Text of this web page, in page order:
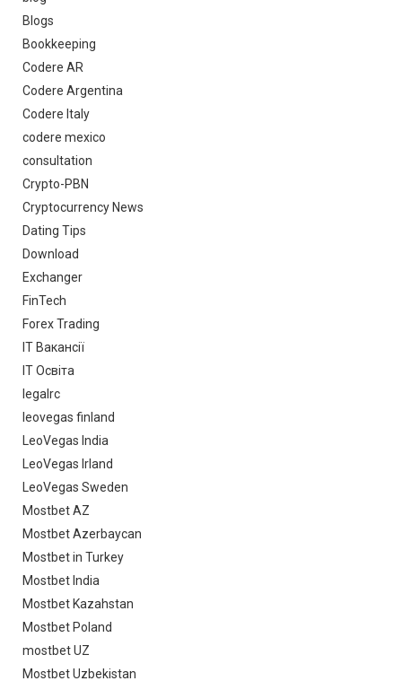
Blogs
Bookkeeping
Codere AR
Codere Argentina
Codere Italy
codere mexico
consultation
Crypto-PBN
Cryptocurrency News
Dating Tips
Download
Exchanger
FinTech
Forex Trading
IT Вакансії
IT Освіта
legalrc
leovegas finland
LeoVegas India
LeoVegas Irland
LeoVegas Sweden
Mostbet AZ
Mostbet Azerbaycan
Mostbet in Turkey
Mostbet India
Mostbet Kazahstan
Mostbet Poland
mostbet UZ
Mostbet Uzbekistan